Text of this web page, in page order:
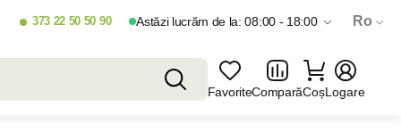
373 22 50 50 90 Astăzi lucrăm de la: 08:00 - 18:00 Ro
FavoriteComparăCoșLogare